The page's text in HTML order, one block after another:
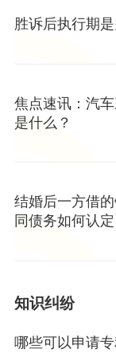
胜诉后执行期
焦点速讯：汽
是什么？
结婚后一方借
同债务如何认定
知识纠纷
哪些可以申请